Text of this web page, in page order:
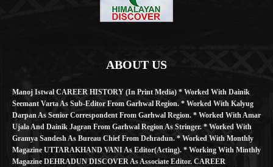
ABOUT US
Manoj Istwal CAREER HISTORY (in Print Media) * Worked With Dainik
Seemant Varta As Sub-Editor From Garhwal Region. * Worked With Kalyug
Darpan As Senior Correspondent From Garhwal Region. * Worked With Amar
Ujala And Dainik Jagran From Garhwal Region As Stringer. * Worked With
Gramya Sandesh As Bureau Chief From Dehradun. * Worked With Monthly
Magazine UTTARAKHAND VANI As Editor(Acting). * Working With Minthly
Magazine DEHRADUN DISCOVER As Associate Editor. CAREER